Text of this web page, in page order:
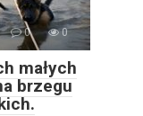
0 0
małych
brzegu